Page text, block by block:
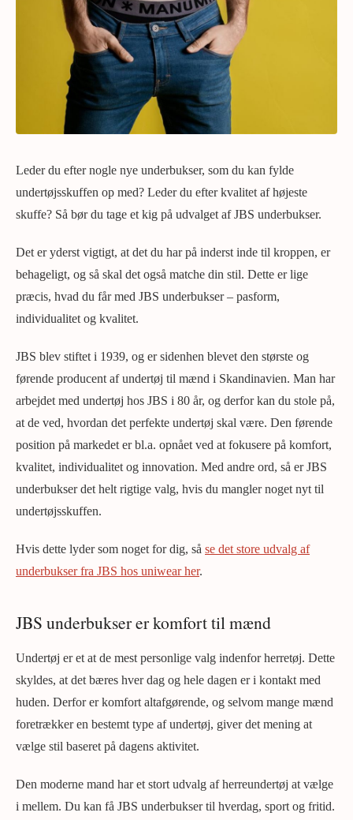
Leder du efter nogle nye underbukser, som du kan fylde
undertøjsskuffen op med? Leder du efter kvalitet af højeste
skuffe? Så bør du tage et kig på udvalget af JBS underbukser.
Det er yderst vigtigt, at det du har på inderst inde til kroppen, er
behageligt, og så skal det også matche din stil. Dette er lige
præcis, hvad du får med JBS underbukser – pasform,
individualitet og kvalitet.
JBS blev stiftet i 1939, og er sidenhen blevet den største og
førende producent af undertøj til mænd i Skandinavien. Man har
arbejdet med undertøj hos JBS i 80 år, og derfor kan du stole på,
at de ved, hvordan det perfekte undertøj skal være. Den førende
position på markedet er bl.a. opnået ved at fokusere på komfort,
kvalitet, individualitet og innovation. Med andre ord, så er JBS
underbukser det helt rigtige valg, hvis du mangler noget nyt til
undertøjsskuffen.
Hvis dette lyder som noget for dig, så se det store udvalg af
underbukser fra JBS hos uniwear her.
JBS underbukser er komfort til mænd
Undertøj er et at de mest personlige valg indenfor herretøj. Dette
skyldes, at det bæres hver dag og hele dagen er i kontakt med
huden. Derfor er komfort altafgørende, og selvom mange mænd
foretrækker en bestemt type af undertøj, giver det mening at
vælge stil baseret på dagens aktivitet.
Den moderne mand har et stort udvalg af herreundertøj at vælge
i mellem. Du kan få JBS underbukser til hverdag, sport og fritid.